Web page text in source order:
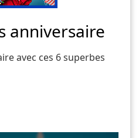
anniversaire
avec ces 6 superbes